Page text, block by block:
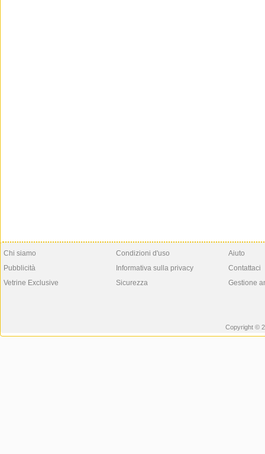
Chi siamo
Pubblicità
Vetrine Exclusive
Condizioni d'uso
Informativa sulla privacy
Sicurezza
Aiuto
Contattaci
Gestione
Copyright ©